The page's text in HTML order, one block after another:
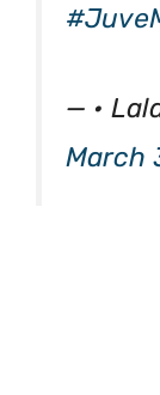
— •
March